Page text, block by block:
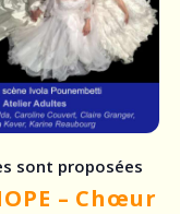
– Chœur
sont proposées